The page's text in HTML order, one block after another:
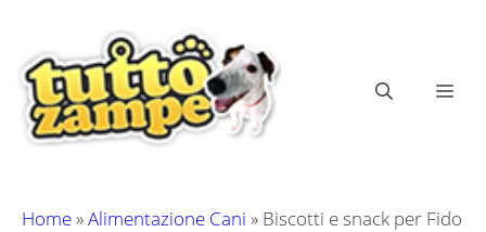
contenuto
Home»Alimentazione Cani » Biscotti e snack per Fido